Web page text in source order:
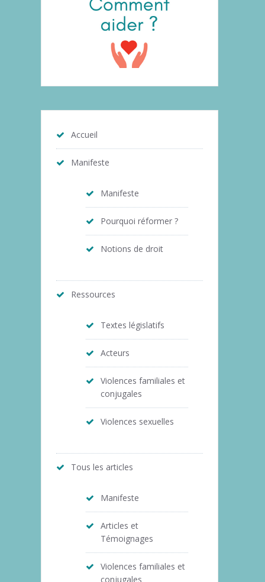
Accueil
Manifeste
Manifeste
Pourquoi réformer ?
Notions de droit
Ressources
Textes législatifs
Acteurs
Violences familiales et
conjugales
Violences sexuelles
Tous les articles
Manifeste
Articles et
Témoignages
Violences familiales et
conjugales